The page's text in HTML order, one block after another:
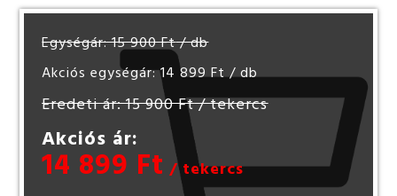
Egységár: 15 900 Ft/ db
Akciós egységár: 14 899 Ft/ db
Eredeti ár: 15 900 Ft/ tekercs
Akciós ár:
14 899 Ft / tekercs